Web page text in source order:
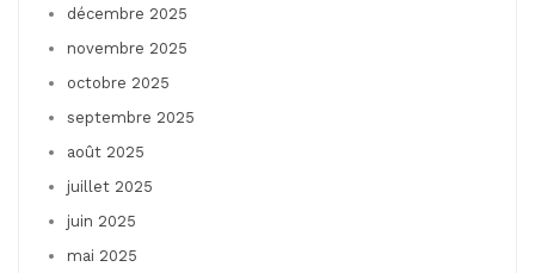
décembre 2025
novembre 2025
octobre 2025
septembre 2025
août 2025
juillet 2025
juin 2025
mai 2025